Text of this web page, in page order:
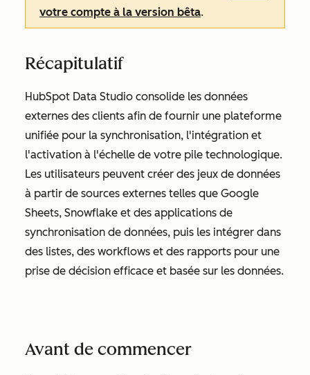
votre compte à la version bêta.
Récapitulatif
HubSpot Data Studio consolide les données
externes des clients afin de fournir une plateforme
unifiée pour la synchronisation, l'intégration et
l'activation à l'échelle de votre pile technologique.
Les utilisateurs peuvent créer des jeux de données
à partir de sources externes telles que Google
Sheets, Snowflake et des applications de
synchronisation de données, puis les intégrer dans
des listes, des workflows et des rapports pour une
prise de décision efficace et basée sur les données.
Avant de commencer